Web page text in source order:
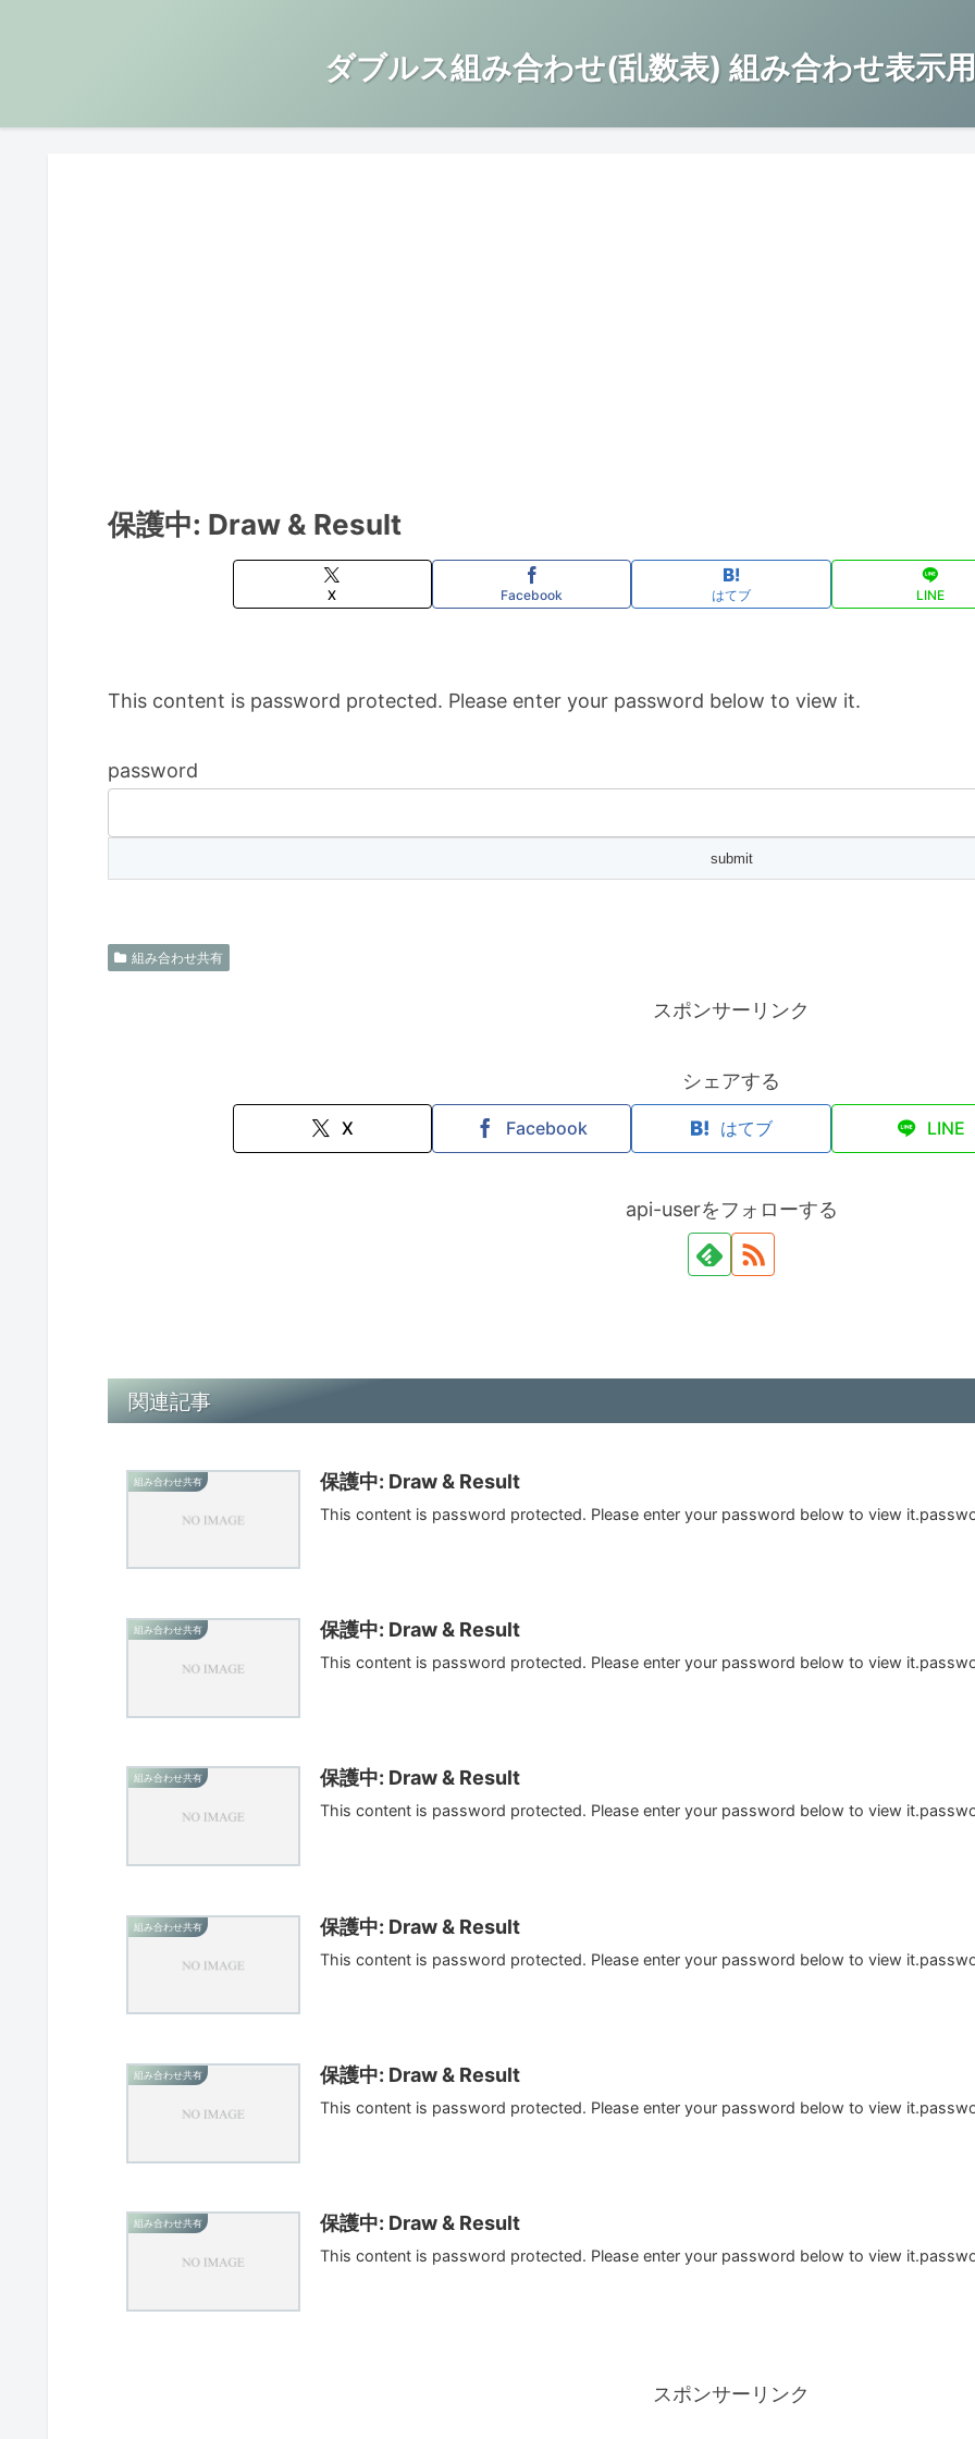
ダブルス組み合わせ(乱数表) 組み合わせ表示
保護中: Draw & Result
X Facebook はてブ LINE
This content is password protected. Please enter your password below to view it.
password
組み合わせ共有
スポンサーリンク
シェアする
X Facebook はてブ LINE
api-userをフォローする
関連記事
組み合わせ共有 保護中: Draw & Result
This content is password protected. Please enter your password below to view
組み合わせ共有 保護中: Draw & Result
This content is password protected. Please enter your password below to view
組み合わせ共有 保護中: Draw & Result
This content is password protected. Please enter your password below to view
組み合わせ共有 保護中: Draw & Result
This content is password protected. Please enter your password below to view
組み合わせ共有 保護中: Draw & Result
This content is password protected. Please enter your password below to view
組み合わせ共有 保護中: Draw & Result
This content is password protected. Please enter your password below to view
スポンサーリンク